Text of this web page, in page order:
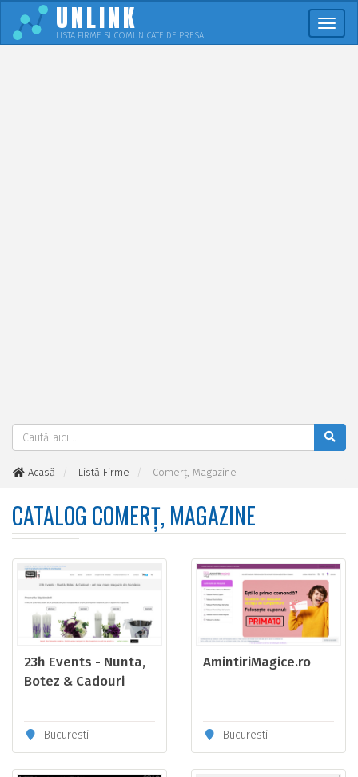
UNLINK
LISTA FIRME SI COMUNICATE DE PRESA
Acasă Listă Firme Comerţ, Magazine
CATALOG COMERŢ, MAGAZINE
23h Events - Nunta,
Botez & Cadouri
Bucuresti
AmintiriMagice.ro
Bucuresti